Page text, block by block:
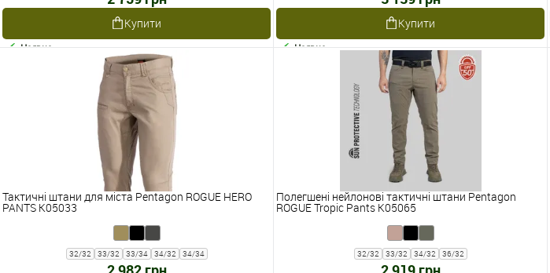
Купити
Наявне
Купити
Наявне
Тактичні штани для міста Pentagon ROGUE HERO
PANTS K05033
32/32 33/32 33/34 34/32 34/34
Полегшені нейлонові тактичні штани Pentagon
ROGUE Tropic Pants K05065
32/32 33/32 34/32 36/32